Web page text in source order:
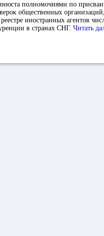
полномочиями по
общественных
иностранных агентов
в странах СНГ. Читать